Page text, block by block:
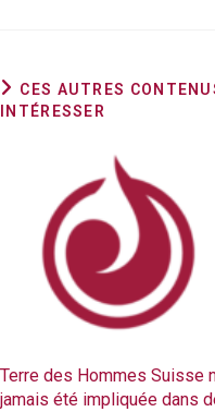
CES AUTRES
INTÉRESSER
Terre des Hommes Suisse
jamais été impliquée dans